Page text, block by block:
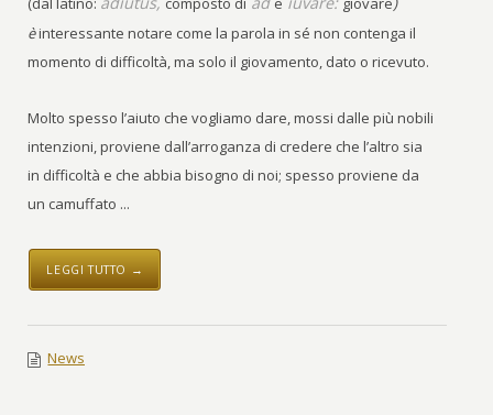
èinteressante notare come la parola in sé non contenga il
momento di difficoltà, ma solo il giovamento, dato o ricevuto.
Molto spesso l’aiuto che vogliamo dare, mossi dalle più nobili
intenzioni, proviene dall’arroganza di credere che l’altro sia
in difficoltà e che abbia bisogno di noi; spesso proviene da
un camuffato ...
LEGGI TUTTO →
News